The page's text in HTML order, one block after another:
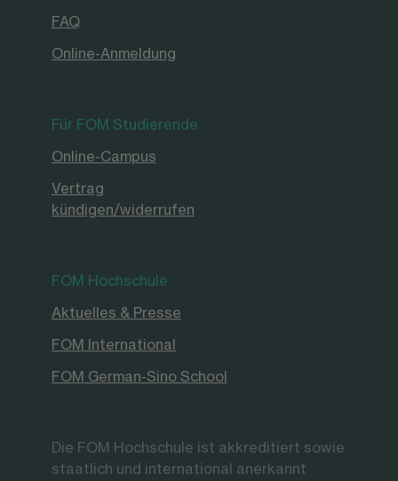
FAQ
Online-Anmeldung
Für FOM Studierende
Online-Campus
Vertrag
kündigen/widerrufen
FOM Hochschule
Aktuelles & Presse
FOM International
FOM German-Sino School
Die FOM Hochschule ist akkreditiert sowie
staatlich und international anerkannt